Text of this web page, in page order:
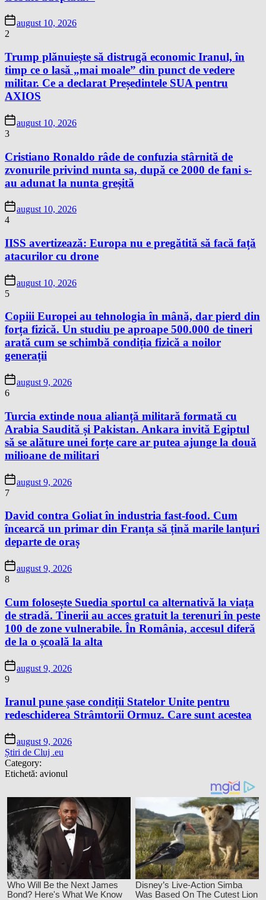
august 10, 2026
2
Trump plănuiește să distrugă economic Iranul, în
timp ce o lasă „mai moale” din punct de vedere
militar. Ce a declarat Președintele SUA pentru
AXIOS
august 10, 2026
3
Cristiano Ronaldo râde de confuzia stârnită de
zvonurile privind nunta sa, după ce 2000 de fani s-
au adunat la nunta greșită
august 10, 2026
4
IISS avertizează: Europa nu e pregătită să facă față
atacurilor cu drone
august 10, 2026
5
Copiii Europei au tehnologia în mână, dar pierd din
forța fizică. Un studiu pe aproape 500.000 de tineri
arată cum se schimbă condiția fizică a noilor
generații
august 9, 2026
6
Turcia extinde noua alianță militară formată cu
Arabia Saudită și Pakistan. Ankara invită Egiptul
să se alăture unei forțe care ar putea ajunge la două
milioane de militari
august 9, 2026
7
David contra Goliat în industria fast-food. Cum
încearcă un primar din Franța să țină marile lanțuri
departe de oraș
august 9, 2026
8
Cum folosește Suedia sportul ca alternativă la viața
de stradă. Tinerii au acces gratuit la terenuri în peste
100 de zone vulnerabile. În România, accesul diferă
de la o școală la alta
august 9, 2026
9
Iranul pune șase condiții Statelor Unite pentru
redeschiderea Strâmtorii Ormuz. Care sunt acestea
august 9, 2026
Știri de Cluj .eu
Category:
Etichetă: avionul